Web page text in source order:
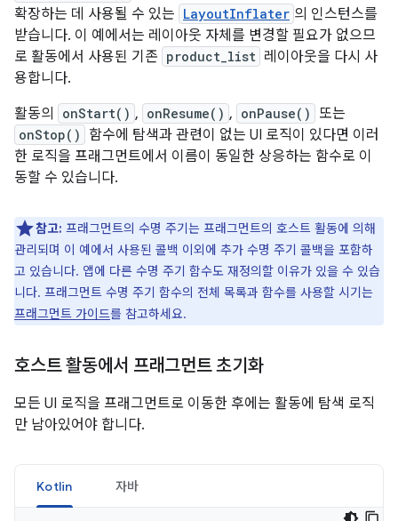
확장하는 데 사용될 수 있는 LayoutInflater 의 인스턴스를
받습니다. 이 예에서는 레이아웃 자체를 변경할 필요가 없으므
로 활동에서 사용된 기존 product_list 레이아웃을 다시 사
용합니다.
활동의
onStart() , onResume() , onPause() 또는
onStop()
함수에 탐색과 관련이 없는 UI 로직이 있다면 이러
한 로직을 프래그먼트에서 이름이 동일한 상응하는 함수로 이
동할 수 있습니다.
참고: 프래그먼트의 수명 주기는 프래그먼트의 호스트 활동에 의해
관리되며 이 예에서 사용된 콜백 이외에 추가 수명 주기 콜백을 포함하
고 있습니다. 앱에 다른 수명 주기 함수도 재정의할 이유가 있을 수 있습
니다. 프래그먼트 수명 주기 함수의 전체 목록과 함수를 사용할 시기는
프래그먼트 가이드를 참고하세요.
호스트 활동에서 프래그먼트 초기화
모든 UI 로직을 프래그먼트로 이동한 후에는 활동에 탐색 로직
만 남아있어야 합니다.
Kotlin 자바